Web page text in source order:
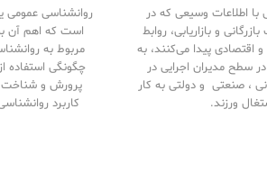
با اطلاعات وسیعی که در
و بازاریابی، روابط
و اقتصادی پیدا می‌کنند، به
سطح مدیران اجرایی در
، صنعتی و دولتی به کار
ورزند.
روانشناسی عمومی
است که اهم آن
مربوط به
چگونگی استفاده
پرورش و شناخت
کاربرد